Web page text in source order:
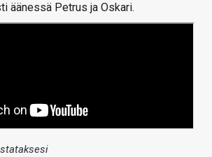
äänessä Petrus ja Oskari.